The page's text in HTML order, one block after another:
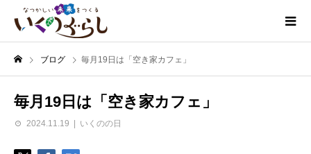
ブログ 毎月19日は「空き家カフェ」
毎月19日は「空き家カフェ」
2024.11.19 いくのの日